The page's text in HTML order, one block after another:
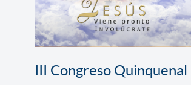
III Congreso Quinquenal